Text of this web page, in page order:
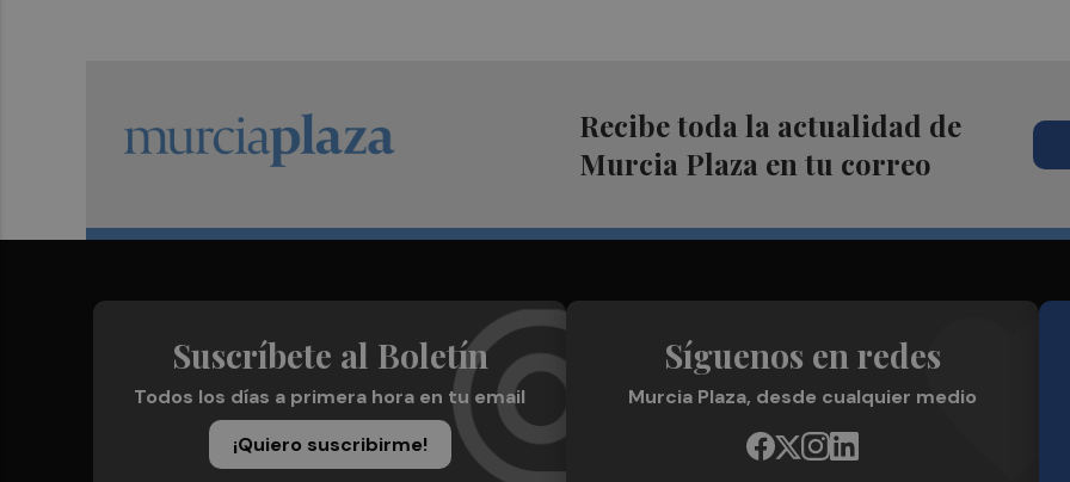
Recibe toda la actualidad de
Murcia Plaza en tu correo
Suscríbete al Boletín
Todos los días a primera hora en tu email
¡Quiero suscribirme!
Síguenos en redes
Murcia Plaza, desde cualquier medio